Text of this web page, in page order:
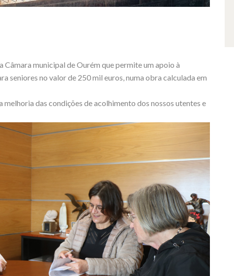
municipal de Ourém que permite um apoio à
seniores no valor de 250 mil euros, numa obra calculada em
das condições de acolhimento dos nossos utentes e